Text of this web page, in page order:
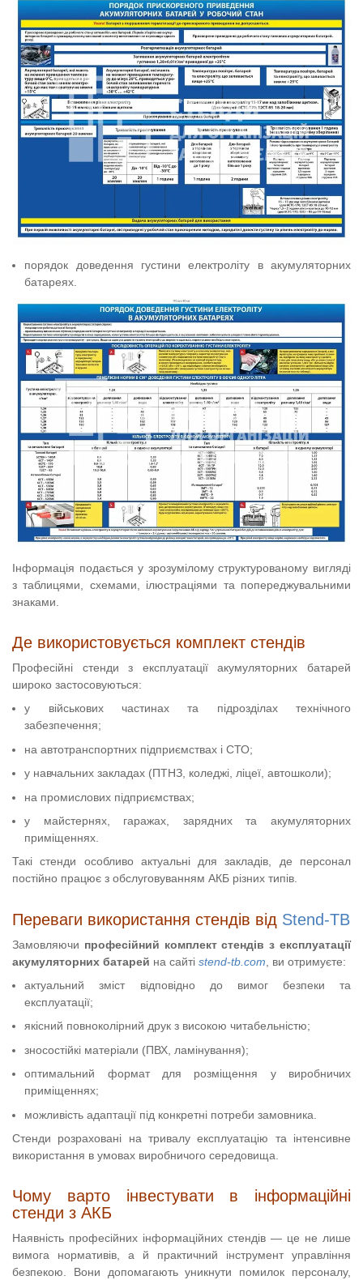
порядок доведення густини електроліту в акумуляторних
батареях.
Інформація подається у зрозумілому структурованому вигляді
з таблицями, схемами, ілюстраціями та попереджувальними
знаками.
Де використовується комплект стендів
Професійні стенди з експлуатації акумуляторних батарей
широко застосовуються:
у військових частинах та підрозділах технічного
забезпечення;
на автотранспортних підприємствах і СТО;
у навчальних закладах (ПТНЗ, коледжі, ліцеї, автошколи);
на промислових підприємствах;
у майстернях, гаражах, зарядних та акумуляторних
приміщеннях.
Такі стенди особливо актуальні для закладів, де персонал
постійно працює з обслуговуванням АКБ різних типів.
Переваги використання стендів від Stend-TB
Замовляючи професійний комплект стендів з експлуатації
акумуляторних батарей на сайті stend-tb.com , ви отримуєте:
актуальний зміст відповідно до вимог безпеки та
експлуатації;
якісний повноколірний друк з високою читабельністю;
зносостійкі матеріали (ПВХ, ламінування);
оптимальний формат для розміщення у виробничих
приміщеннях;
можливість адаптації під конкретні потреби замовника.
Стенди розраховані на тривалу експлуатацію та інтенсивне
використання в умовах виробничого середовища.
Чому варто інвестувати в інформаційні
стенди з АКБ
Наявність професійних інформаційних стендів — це не лише
вимога нормативів, а й практичний інструмент управління
безпекою. Вони допомагають уникнути помилок персоналу,